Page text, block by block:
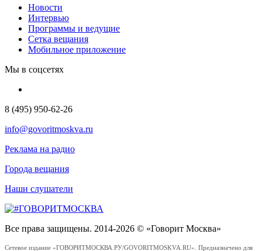
Новости
Интервью
Программы и ведущие
Сетка вещания
Мобильное приложение
Мы в соцсетях
8 (495) 950-62-26
info@govoritmoskva.ru
Реклама на радио
Города вещания
Наши слушатели
Все права защищены. 2014-2026 © «Говорит Москва»
Сетевое издание «ГОВОРИТМОСКВА.РУ/GOVORITMOSKVA.RU». Предназначено для